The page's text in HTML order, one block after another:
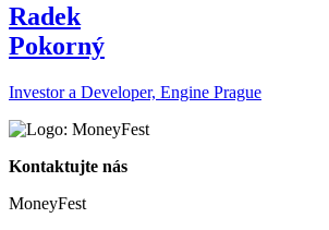
Radek
Pokorný
Investor a Developer, Engine Prague
Kontaktujte nás
MoneyFest